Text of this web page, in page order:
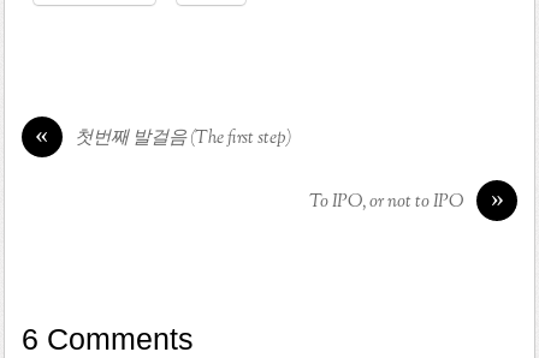
« 첫번째 발걸음 (The first step)
»
To IPO, or not to IPO
6 Comments